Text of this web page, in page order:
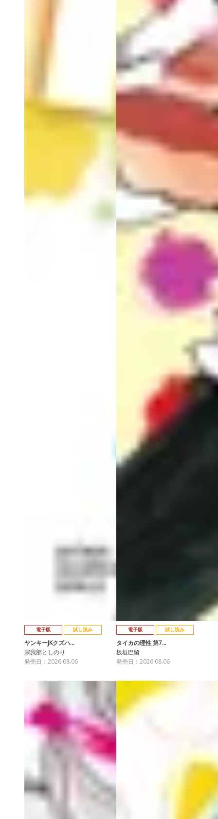
電子版 試し読み
ヤンキーJKクズハ…
宗我部としのり
発売日：2026.08.06
電子版 試し読み
タイカの理性 第7…
板垣巴留
発売日：2026.08.06